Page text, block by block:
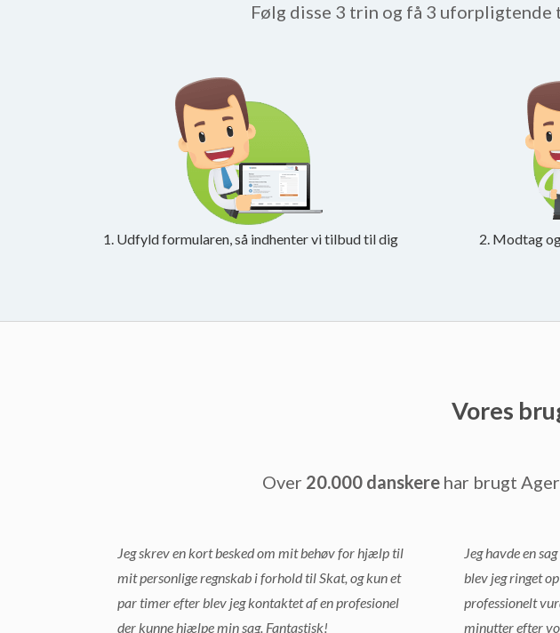
Følg disse 3 trin og få 3
1. Udfyld formularen, så indhenter vi tilbud til dig 2. Modtag
Vores
Over 20.000 danskere har brugt
Jeg skrev en kort besked om mit behøv for hjælp til
mit personlige regnskab i forhold til Skat, og kun et
par timer efter blev jeg kontaktet af en profesionel
der kunne hjælpe min sag. Fantastisk!
Jeg havde en
blev jeg ringet
professionelt
minutter efter